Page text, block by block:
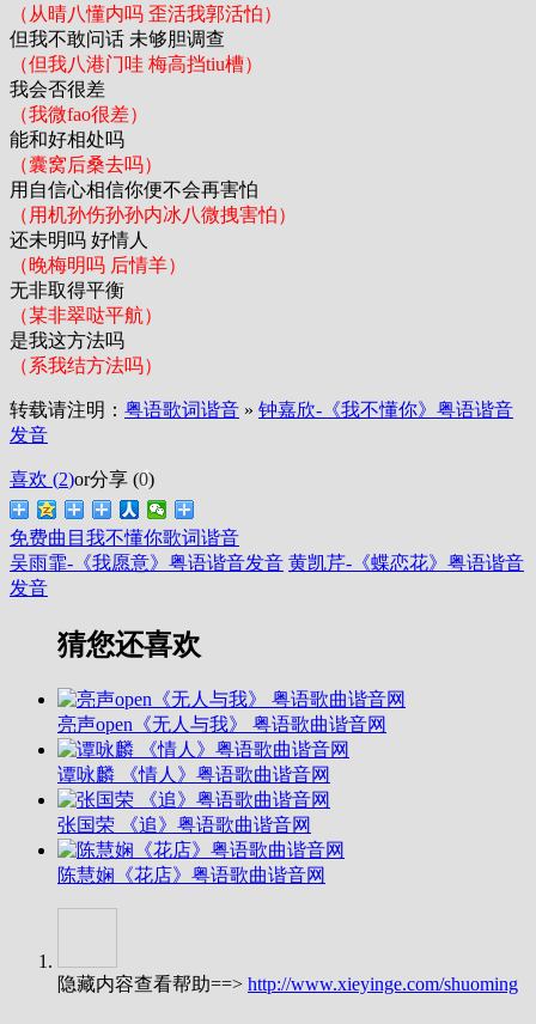
（从晴八懂内吗 歪活我郭活怕）
但我不敢问话 未够胆调查
（但我八港门哇 梅高挡tiu槽）
我会否很差
（我微fao很差）
能和好相处吗
（囊窝后桑去吗）
用自信心相信你便不会再害怕
（用机孙伤孙孙内冰八微拽害怕）
还未明吗 好情人
（晚梅明吗 后情羊）
无非取得平衡
（某非翠哒平航）
是我这方法吗
（系我结方法吗）
转载请注明： 粤语歌词谐音 » 钟嘉欣-《我不懂你》粤语谐音
发音
喜欢 (2)or分享 (0)
免费曲目 我不懂你歌词谐音
吴雨霏-《我愿意》粤语谐音发音 黄凯芹-《蝶恋花》粤语谐音
发音
猜您还喜欢
亮声open《无人与我》 粤语歌曲谐音网
谭咏麟 《情人》粤语歌曲谐音网
张国荣 《追》粤语歌曲谐音网
陈慧娴《花店》粤语歌曲谐音网
隐藏内容查看帮助==> http://www.xieyinge.com/shuoming